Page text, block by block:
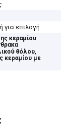
για επιλογή
κεραμίου
θόλου,
κεραμίου με